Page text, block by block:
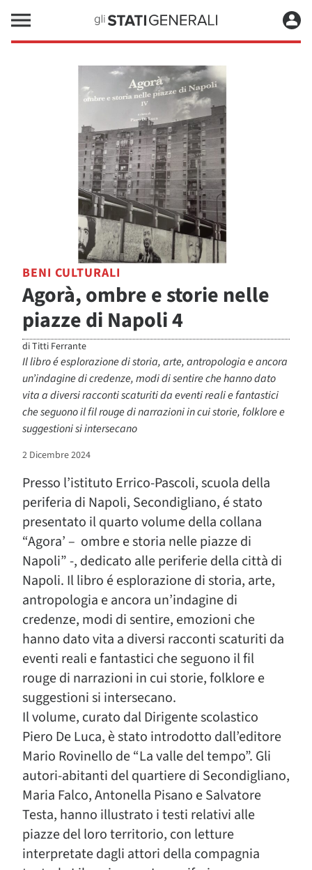
BENI CULTURALI
Agorà, ombre e storie nelle
piazze di Napoli 4
diTitti Ferrante
Il libro é esplorazione di storia, arte, antropologia e ancora
un’indagine di credenze, modi di sentire che hanno dato
vita a diversi racconti scaturiti da eventi reali e fantastici
che seguono il fil rouge di narrazioni in cui storie, folklore e
suggestioni si intersecano
2 Dicembre 2024
Presso l’istituto Errico-Pascoli, scuola della
periferia di Napoli, Secondigliano, é stato
presentato il quarto volume della collana
“Agora’ – ombre e storia nelle piazze di
Napoli” -, dedicato alle periferie della città di
Napoli. Il libro é esplorazione di storia, arte,
antropologia e ancora un’indagine di
credenze, modi di sentire, emozioni che
hanno dato vita a diversi racconti scaturiti da
eventi reali e fantastici che seguono il fil
rouge di narrazioni in cui storie, folklore e
suggestioni si intersecano.
Il volume, curato dal Dirigente scolastico
Piero De Luca, è stato introdotto dall’editore
Mario Rovinello de “La valle del tempo”. Gli
autori-abitanti del quartiere di Secondigliano,
Maria Falco, Antonella Pisano e Salvatore
Testa, hanno illustrato i testi relativi alle
piazze del loro territorio, con letture
interpretate dagli attori della compagnia